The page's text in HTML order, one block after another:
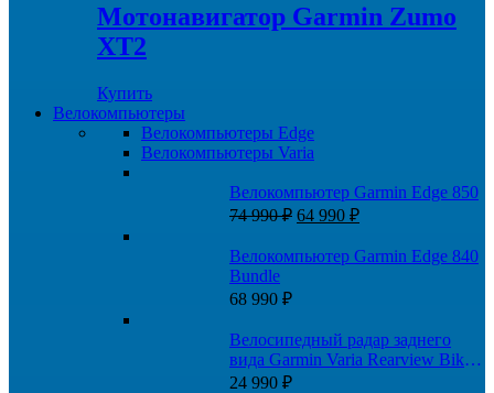
Мотонавигатор Garmin Zumo
XT2
Купить
Велокомпьютеры
Велокомпьютеры Edge
Велокомпьютеры Varia
Велокомпьютер Garmin Edge 850
74 990₽ Первоначальная
составляла
74
64 990 ₽Текущая
64
Велокомпьютер Garmin Edge 840
Bundle
68 990 ₽
Велосипедный радар заднего
вида Garmin Varia Rearview Bike
Radar RTL500
24 990 ₽